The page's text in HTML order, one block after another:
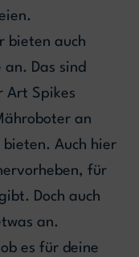
bieten auch
Das sind
Art Spikes
an
bieten. Auch hier
für
Doch auch
an.
es für deine